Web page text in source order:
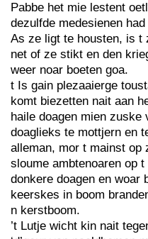
Pabbe het mie lestent
dezulfde medesienen
As ze ligt te housten, is t
net of ze stikt en den
weer noar boeten goa.
t Is gain plezaaierge
komt biezetten nait aan
haile doagen mien zuske
doaglieks te mottjern en
alleman, mor t mainst op
sloume ambtenoaren op
donkere doagen en woar
keerskes in boom
n kerstboom.
’t Lutje wicht kin nait